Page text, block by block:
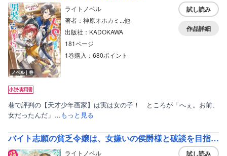
ノベル｜巻
ライトノベル
著者：神原オホカミ...他
出版社：KADOKAWA
181ページ
1巻購入：680ポイント
試し読み
作品詳細
巷で評判の【天才少年画家】は実は女の子！ ところが「へぇ。お前、
女だったんだ」…もっと見る
バイト志願の貧乏令嬢は、女嫌いの侯爵様と破談を目指します
ライトノベル 試し読み